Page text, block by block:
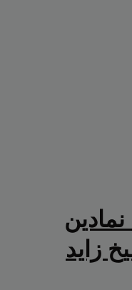
زاید